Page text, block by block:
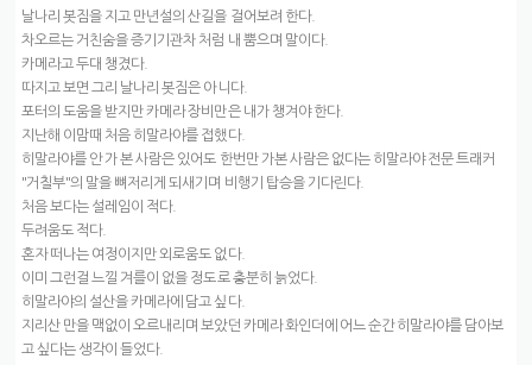
날나리 봇짐을 지고 만년설의 산길을 걸어보려 한다.
차오르는 거친숨을 증기기관차 처럼 내 뿜으며 말이다.
카메라고 두대 챙겼다.
따지고 보면 그리 날나리 봇짐은 아니다.
포터의 도움을 받지만 카메라 장비만은 내가 챙겨야 한다.
지난해 이맘때 처음 히말라야를 접했다.
히말라야를 안 가 본 사람은 있어도 한번만 가본 사람은 없다는 히말라야 전문 트래커
"거칠부"의 말을 뼈저리게 되새기며 비행기 탑승을 기다린다.
처음 보다는 설레임이 적다.
두려움도 적다.
혼자 떠나는 여정이지만 외로움도 없다.
이미 그런걸 느낄 겨를이 없을 정도로 충분히 늙었다.
히말라야의 설산을 카메라에 담고 싶다.
지리산 만을 맥없이 오르내리며 보았던 카메라 화인더에 어느 순간 히말라야를 담아보
고 싶다는 생각이 들었다.